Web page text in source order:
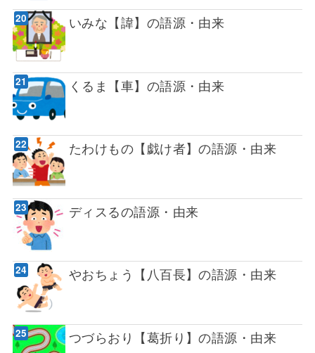
いみな【諱】の語源・由来
くるま【車】の語源・由来
たわけもの【戯け者】の語源・由来
ディスるの語源・由来
やおちょう【八百長】の語源・由来
つづらおり【葛折り】の語源・由来